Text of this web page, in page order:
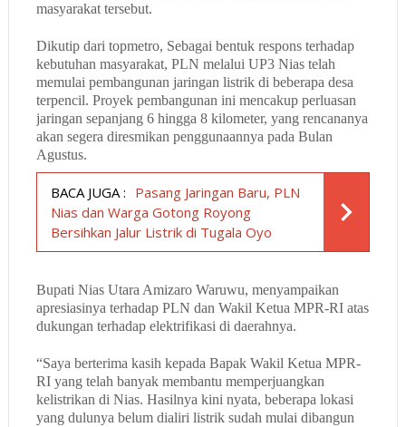
masyarakat tersebut.
Dikutip dari topmetro, Sebagai bentuk respons terhadap
kebutuhan masyarakat, PLN melalui UP3 Nias telah
memulai pembangunan jaringan listrik di beberapa desa
terpencil. Proyek pembangunan ini mencakup perluasan
jaringan sepanjang 6 hingga 8 kilometer, yang rencananya
akan segera diresmikan penggunaannya pada Bulan
Agustus.
BACA JUGA : Pasang Jaringan Baru, PLN
Nias dan Warga Gotong Royong
Bersihkan Jalur Listrik di Tugala Oyo
Bupati Nias Utara Amizaro Waruwu, menyampaikan
apresiasinya terhadap PLN dan Wakil Ketua MPR-RI atas
dukungan terhadap elektrifikasi di daerahnya.
“Saya berterima kasih kepada Bapak Wakil Ketua MPR-
RI yang telah banyak membantu memperjuangkan
kelistrikan di Nias. Hasilnya kini nyata, beberapa lokasi
yang dulunya belum dialiri listrik sudah mulai dibangun